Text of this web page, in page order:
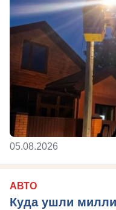
05.08.2026
АВТО
Куда ушли